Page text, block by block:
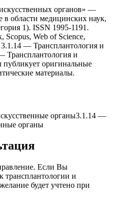
органов» —
в области медицинских наук,
1). ISSN 1995-1191.
Scopus, Web of Science,
— Трансплантология и
Трансплантология и
оригинальные
материалы.
органы3.1.14 —
органы
Если Вы
трансплантологии и
будет учтено при